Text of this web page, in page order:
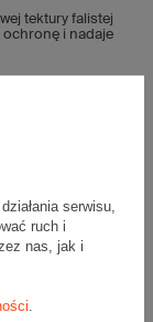
tektury falistej
ochronę i nadaje
biżuterii,
serwisu,
ruch i
nas, jak i